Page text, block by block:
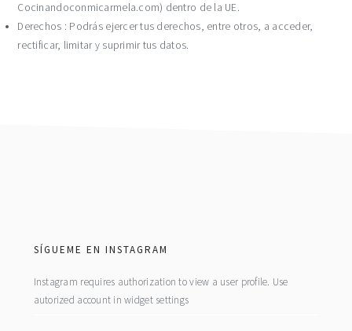
Cocinandoconmicarmela.com) dentro de la UE.
Derechos : Podrás ejercer tus derechos, entre otros, a acceder,
rectificar, limitar y suprimir tus datos.
SÍGUEME EN INSTAGRAM
Instagram requires authorization to view a user profile. Use
autorized account in widget settings